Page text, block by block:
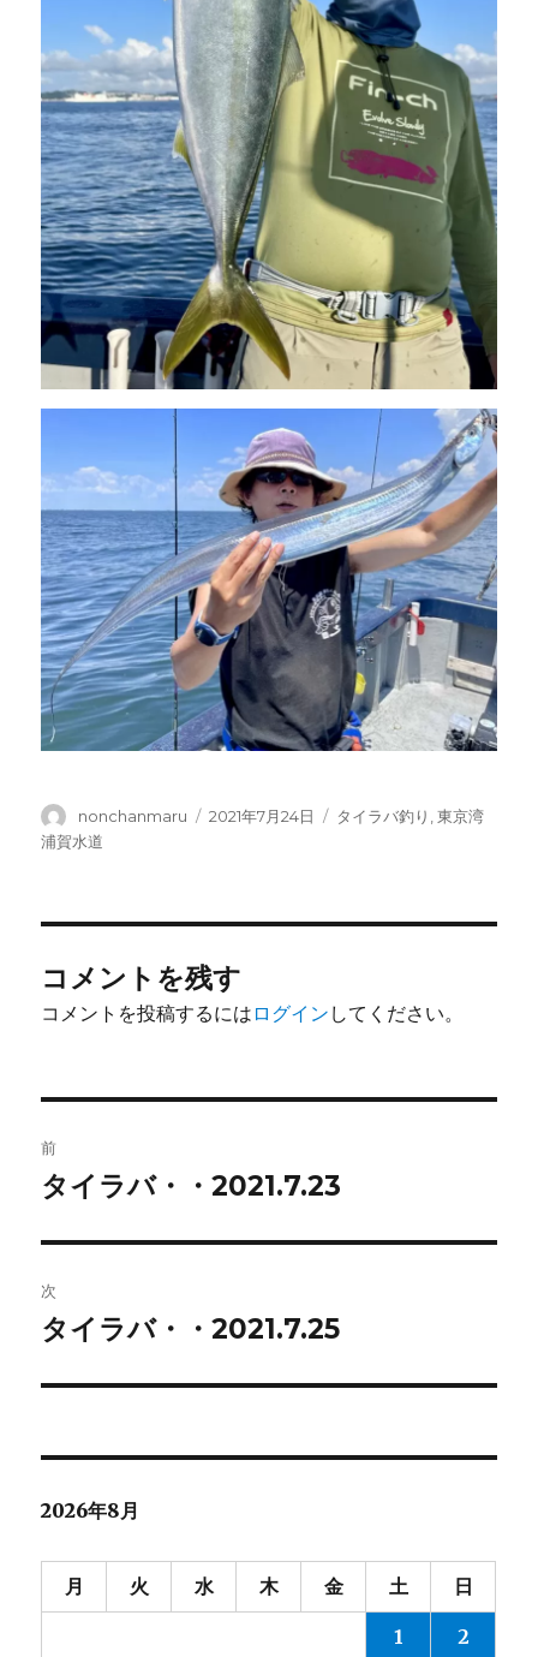
投
稿
nonchanmaru
投
2021年7月24日
カ
タイラバ釣り ,東京湾
浦賀水道
コメントを残す
コメントを投稿するには ログイン してください。
稿
ビ
ゲ
ー
ン
前
前
投
稿:
タイラバ・・2021.7.23
次
次
投
タイラバ・・2021.7.25
2026年8月
月 火 水 木 金 土 日
1 2